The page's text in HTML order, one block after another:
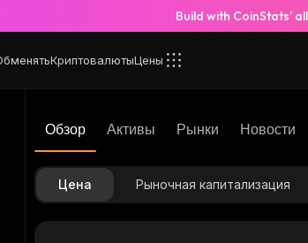
Build with CoinStats’
КриптовалютыЦены
Обзор Активы Рынки Новости
Цена Рыночная капитализация